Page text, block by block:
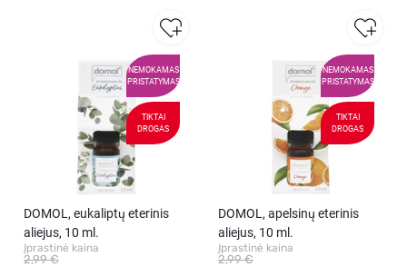
NEMOKAMAS
PRISTATYMAS
TIKTAI
DROGAS
DOMOL, eukaliptų eterinis
aliejus, 10 ml.
Įprastinė kaina
2,99 €
NEMOKAMAS
PRISTATYMAS
TIKTAI
DROGAS
DOMOL, apelsinų eterinis
aliejus, 10 ml.
Įprastinė kaina
2,99 €